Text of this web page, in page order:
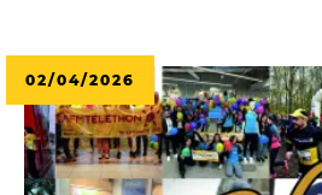
02/04/2026